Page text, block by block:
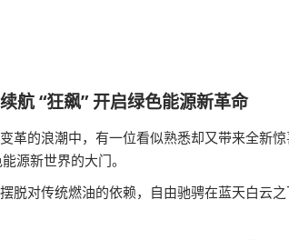
航 “狂飙” 开启绿色能源新革命
革的浪潮中，有一位看似熟悉却又带来全新
源新世界的大门。
对传统燃油的依赖，自由驰骋在蓝天白云